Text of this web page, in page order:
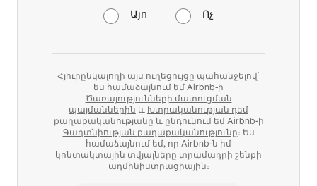
Այո Ոչ
Հյուրընկալողի այս ուղեցույցը պահանջելով՝
ես համաձայնում եմ Airbnb-ի
Ծառայությունների մատուցման
պայմաններին և Խտրականության դեմ
քաղաքականությանը և ընդունում եմ Airbnb-ի
Գաղտնիության քաղաքականությունը։ Ես
համաձայնում եմ, որ Airbnb-ն իմ
կոնտակտային տվյալները տրամադրի շենքի
ադմինիստրացիային։